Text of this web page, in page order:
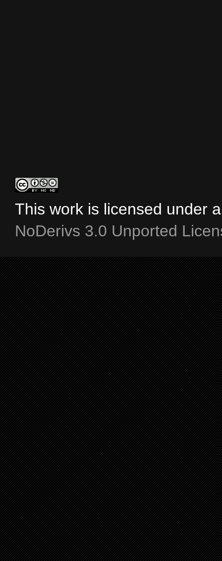
This work is licensed under
NoDerivs 3.0 Unported